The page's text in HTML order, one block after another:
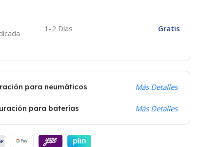
1-2 Días Gratis
para neumáticos Más Detalles
para baterías Más Detalles